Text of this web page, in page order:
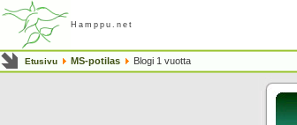
Hamppu.net
Etusivu MS-potilas Blogi 1 vuotta